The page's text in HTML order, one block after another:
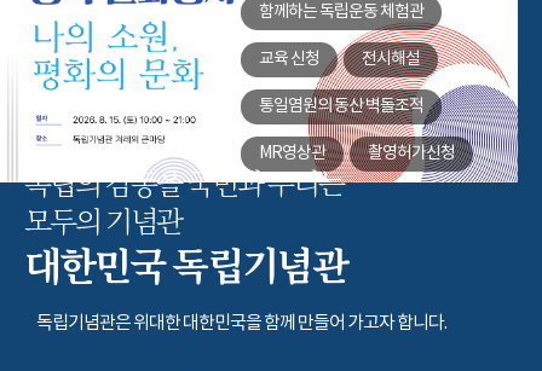
함께하는독립운동 체험관
교육 신청 전시해설
통일염원의 동산벽돌조적
MR영상관 촬영허가신청
독립의 감동을 국민과 누리는
모두의 기념관
대한민국 독립기념관
독립기념관은 위대한 대한민국을 함께 만들어 가고자 합니다.